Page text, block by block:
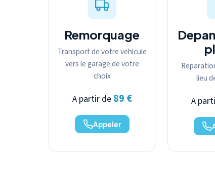
Remorquage
Transport de votre vehicule
vers le garage de votre
choix
A partir de 89 €
Appeler
lieu
A